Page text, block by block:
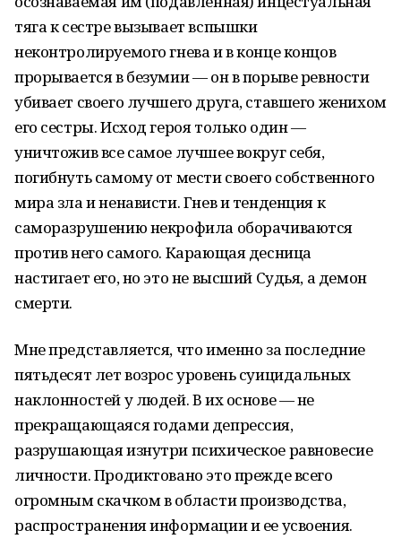
тяга к сестре вызывает вспышки
неконтролируемого гнева и в конце концов
прорывается в безумии — он в порыве ревности
убивает своего лучшего друга, ставшего женихом
его сестры. Исход героя только один —
уничтожив все самое лучшее вокруг себя,
погибнуть самому от мести своего собственного
мира зла и ненависти. Гнев и тенденция к
саморазрушению некрофила оборачиваются
против него самого. Карающая десница
настигает его, но это не высший Судья, а демон
смерти.
Мне представляется, что именно за последние
пятьдесят лет возрос уровень суицидальных
наклонностей у людей. В их основе — не
прекращающаяся годами депрессия,
разрушающая изнутри психическое равновесие
личности. Продиктовано это прежде всего
огромным скачком в области производства,
распространения информации и ее усвоения.